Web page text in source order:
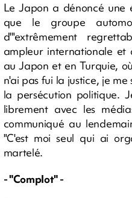
Le Japon a dénoncé une
que le groupe
d'"extrêmement
ampleur internationale et
au Japon et en Turquie,
n'ai pas fui la justice, je
la persécution politique.
librement avec les
communiqué au
"C'est moi seul qui ai
martelé.
- "Complot" -